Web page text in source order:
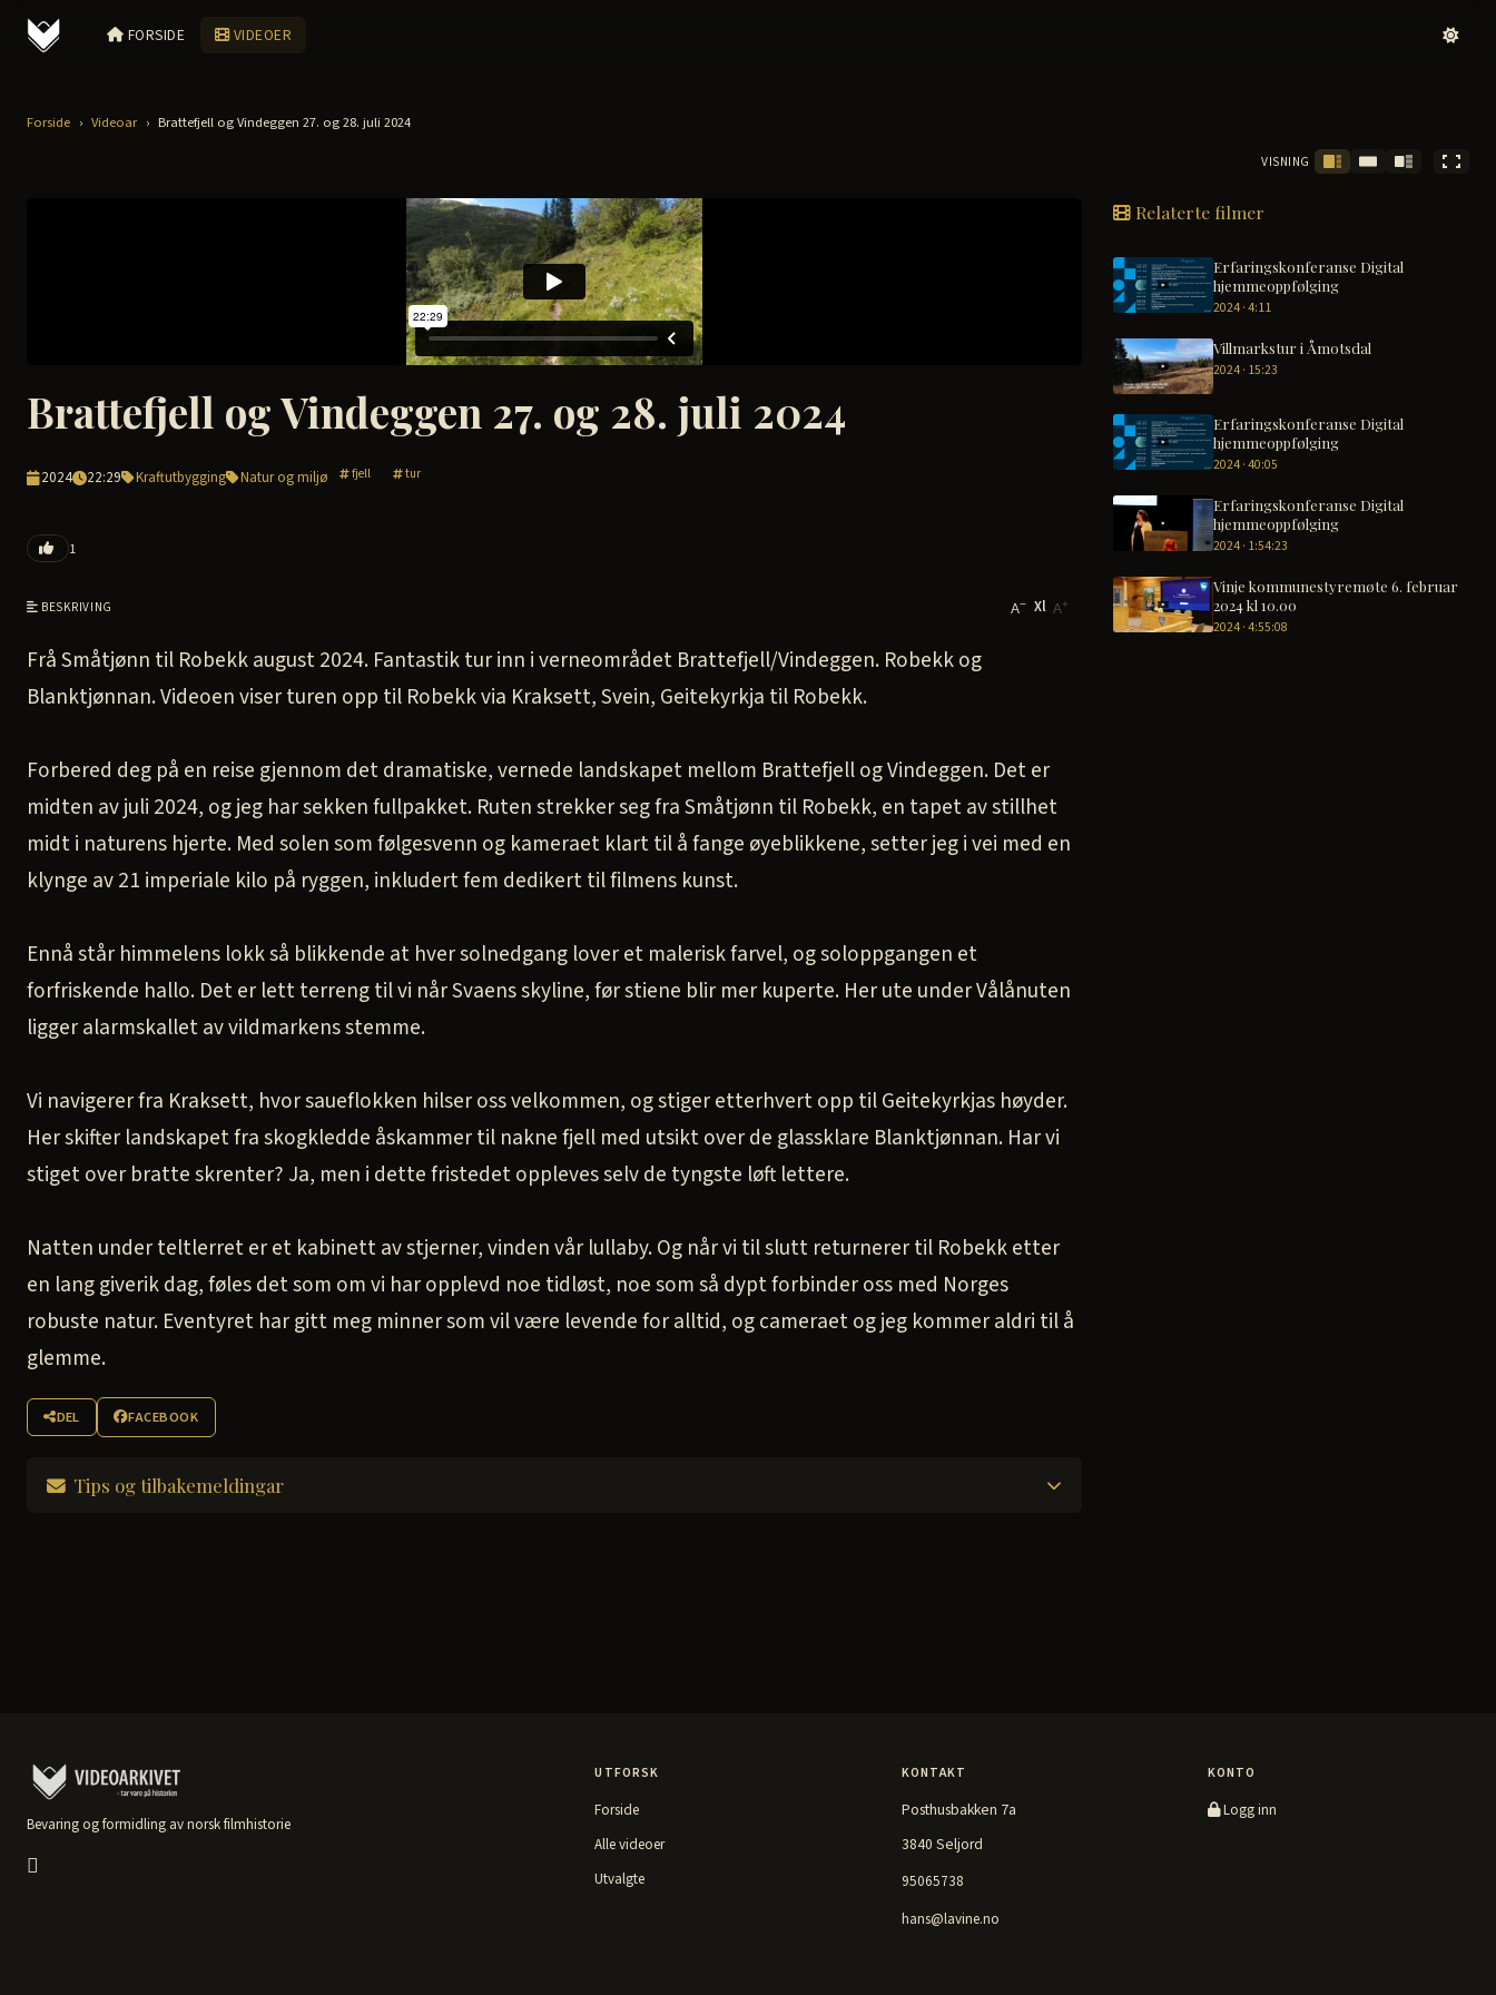
FORSIDE VIDEOER
Forside › Videoar › Brattefjell og Vindeggen 27. og 28. juli 2024
VISNING
Brattefjell og Vindeggen 27. og 28. juli 2024
2024 22:29 Kraftutbygging Natur og miljø fjell tur
1
BESKRIVING A− Xl A+
Frå Småtjønn til Robekk august 2024. Fantastik tur inn i verneområdet Brattefjell/Vindeggen. Robekk og
Blanktjønnan. Videoen viser turen opp til Robekk via Kraksett, Svein, Geitekyrkja til Robekk.
Forbered deg på en reise gjennom det dramatiske, vernede landskapet mellom Brattefjell og Vindeggen. Det er
midten av juli 2024, og jeg har sekken fullpakket. Ruten strekker seg fra Småtjønn til Robekk, en tapet av stillhet
midt i naturens hjerte. Med solen som følgesvenn og kameraet klart til å fange øyeblikkene, setter jeg i vei med en
klynge av 21 imperiale kilo på ryggen, inkludert fem dedikert til filmens kunst.
Ennå står himmelens lokk så blikkende at hver solnedgang lover et malerisk farvel, og soloppgangen et
forfriskende hallo. Det er lett terreng til vi når Svaens skyline, før stiene blir mer kuperte. Her ute under Vålånuten
ligger alarmskallet av vildmarkens stemme.
Vi navigerer fra Kraksett, hvor saueflokken hilser oss velkommen, og stiger etterhvert opp til Geitekyrkjas høyder.
Her skifter landskapet fra skogkledde åskammer til nakne fjell med utsikt over de glassklare Blanktjønnan. Har vi
stiget over bratte skrenter? Ja, men i dette fristedet oppleves selv de tyngste løft lettere.
Natten under teltlerret er et kabinett av stjerner, vinden vår lullaby. Og når vi til slutt returnerer til Robekk etter
en lang giverik dag, føles det som om vi har opplevd noe tidløst, noe som så dypt forbinder oss med Norges
robuste natur. Eventyret har gitt meg minner som vil være levende for alltid, og cameraet og jeg kommer aldri til å
glemme.
DEL FACEBOOK
Tips og tilbakemeldingar
Relaterte filmer
Erfaringskonferanse Digital
hjemmeoppfølging
2024 · 4:11
Villmarkstur i Åmotsdal
2024 · 15:23
Erfaringskonferanse Digital
hjemmeoppfølging
2024 · 40:05
Erfaringskonferanse Digital
hjemmeoppfølging
2024 · 1:54:23
Vinje kommunestyremøte 6. februar
2024 kl 10.00
2024 · 4:55:08
Bevaring og formidling av norsk filmhistorie
UTFORSK
Forside
Alle videoer
Utvalgte
KONTAKT
Posthusbakken 7a
3840 Seljord
95065738
hans@lavine.no
KONTO
Logg inn